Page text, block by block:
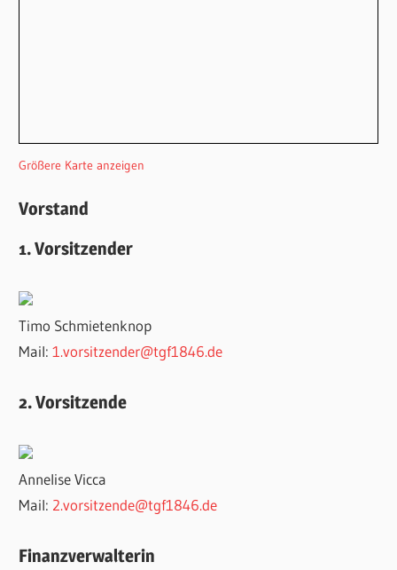
Größere Karte anzeigen
Vorstand
1. Vorsitzender
Timo Schmietenknop
Mail:1.vorsitzender@tgf1846.de
2. Vorsitzende
Annelise Vicca
Mail: 2.vorsitzende@tgf1846.de
Finanzverwalterin